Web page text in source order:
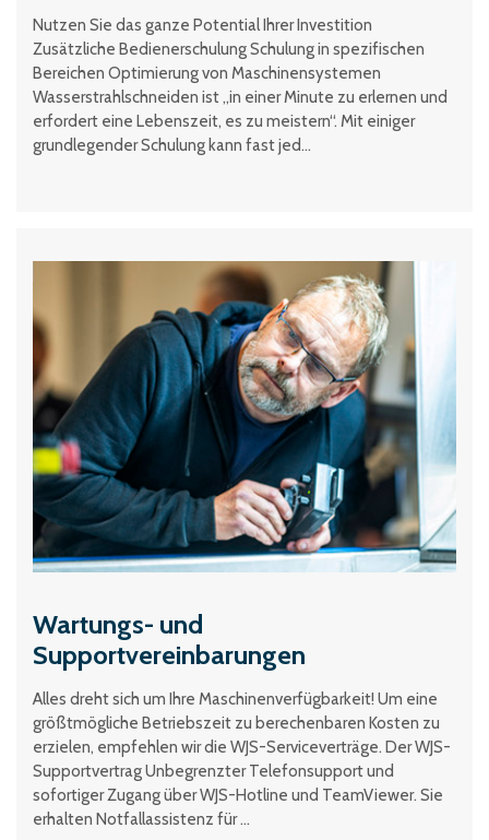
Nutzen Sie das ganze Potential Ihrer Investition
Zusätzliche Bedienerschulung Schulung in spezifischen
Bereichen Optimierung von Maschinensystemen
Wasserstrahlschneiden ist „in einer Minute zu erlernen und
erfordert eine Lebenszeit, es zu meistern“. Mit einiger
grundlegender Schulung kann fast jed...
Wartungs- und
Supportvereinbarungen
Alles dreht sich um Ihre Maschinenverfügbarkeit! Um eine
größtmögliche Betriebszeit zu berechenbaren Kosten zu
erzielen, empfehlen wir die WJS-Serviceverträge. Der WJS-
Supportvertrag Unbegrenzter Telefonsupport und
sofortiger Zugang über WJS-Hotline und TeamViewer. Sie
erhalten Notfallassistenz für ...